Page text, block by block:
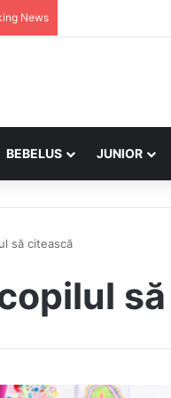
News
BEBELUS JUNIOR
să citească